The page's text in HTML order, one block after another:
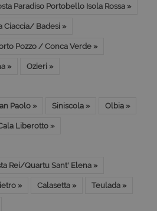
Paradiso Portobello Isola Rossa »
Badesi »
Pozzo / Conca Verde »
» Ozieri »
Paolo » Siniscola » Olbia »
Liberotto »
Rei/Quartu Sant' Elena »
» Calasetta » Teulada »